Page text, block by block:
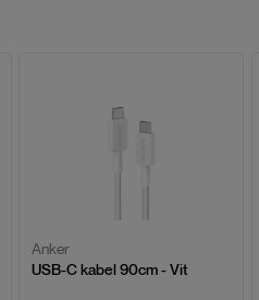
Anker
USB-C kabel 90cm - Vit